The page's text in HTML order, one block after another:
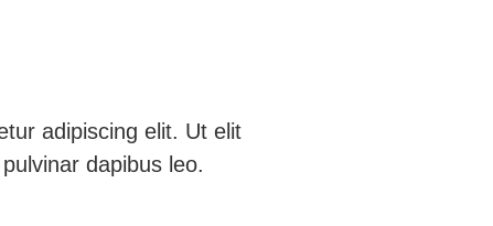
adipiscing elit. Ut elit
dapibus leo.